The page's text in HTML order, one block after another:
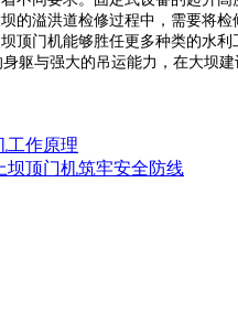
的溢洪道检修过程中，需要将
顶门机能够胜任更多种类的水利
躯与强大的吊运能力，在大坝
工作原理
坝顶门机筑牢安全防线